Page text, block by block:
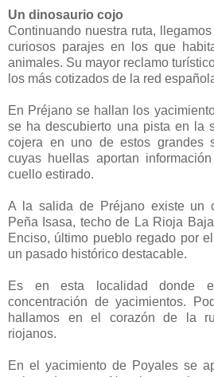
Un dinosaurio cojo
Continuando nuestra ruta,
curiosos parajes en los que
animales. Su mayor reclamo
los más cotizados de la red
En Préjano se hallan los
se ha descubierto una pista en la
cojera en uno de estos grandes
cuyas huellas aportan
cuello estirado.
A la salida de Préjano existe un
Peña Isasa, techo de La Rioja
Enciso, último pueblo regado por
un pasado histórico destacable.
Es en esta localidad donde
concentración de yacimientos.
hallamos en el corazón de la
riojanos.
En el yacimiento de Poyales se